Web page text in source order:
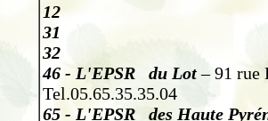
12
31
32
46 - L'EPSR du Lot– 91 rue
Tel.05.65.35.35.04
65 - L'EPSR des Haute